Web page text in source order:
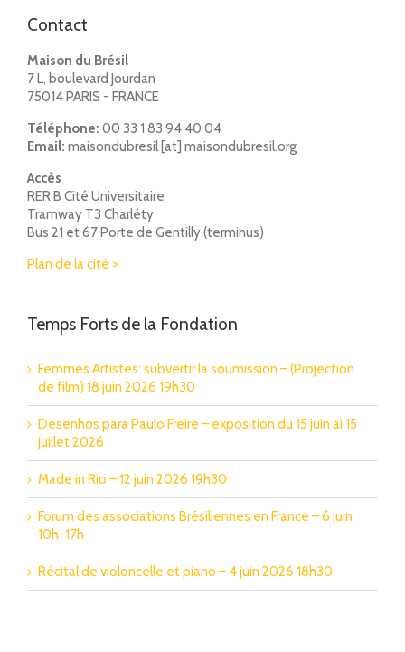
Contact
Maison du Brésil
7 L, boulevard Jourdan
75014 PARIS - FRANCE
Téléphone: 00 33 1 83 94 40 04
Email: maisondubresil [at] maisondubresil.org
Accès
RER B Cité Universitaire
Tramway T3 Charléty
Bus 21 et 67 Porte de Gentilly (terminus)
Plan de la cité >
Temps Forts de la Fondation
Femmes Artistes: subvertir la soumission – (Projection
de film) 18 juin 2026 19h30
Desenhos para Paulo Freire – exposition du 15 juin ai 15
juillet 2026
Made in Rio – 12 juin 2026 19h30
Forum des associations Brésiliennes en France – 6 juin
10h-17h
Récital de violoncelle et piano – 4 juin 2026 18h30